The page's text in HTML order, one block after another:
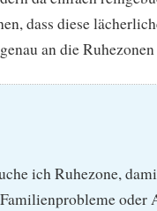
dass diese
an die
ich Ruhezone,
oder